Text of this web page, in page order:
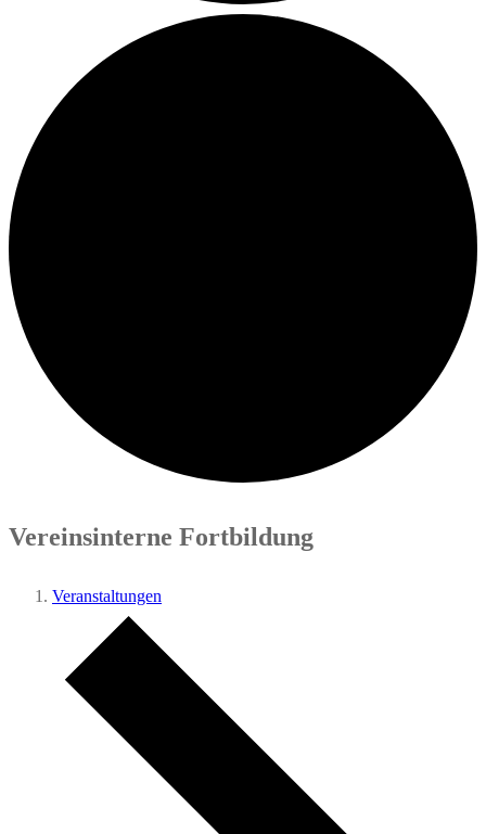
Vereinsinterne Fortbildung
Veranstaltungen